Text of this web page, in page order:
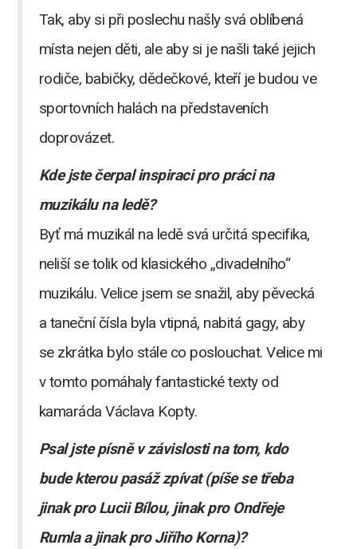
Tak, aby si při poslechu našly svá oblíbená
místa nejen děti, ale aby si je našli také jejich
rodiče, babičky, dědečkové, kteří je budou ve
sportovních halách na představeních
doprovázet.
Kde jste čerpal inspiraci pro práci na
muzikálu na ledě?
Byť má muzikál na ledě svá určitá specifika,
neliší se tolik od klasického „divadelního“
muzikálu. Velice jsem se snažil, aby pěvecká
a taneční čísla byla vtipná, nabitá gagy, aby
se zkrátka bylo stále co poslouchat. Velice mi
v tomto pomáhaly fantastické texty od
kamaráda Václava Kopty.
Psal jste písně v závislosti na tom, kdo
bude kterou pasáž zpívat (píše se třeba
jinak pro Lucii Bílou, jinak pro Ondřeje
Rumla a jinak pro Jiřího Korna)?